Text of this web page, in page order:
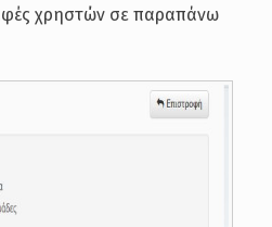
χρηστών σε παραπάνω